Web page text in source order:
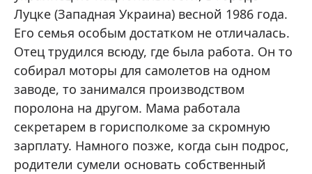
Луцке (Западная Украина) весной 1986 года.
Его семья особым достатком не отличалась.
Отец трудился всюду, где была работа. Он то
собирал моторы для самолетов на одном
заводе, то занимался производством
поролона на другом. Мама работала
секретарем в горисполкоме за скромную
зарплату. Намного позже, когда сын подрос,
родители сумели основать собственный